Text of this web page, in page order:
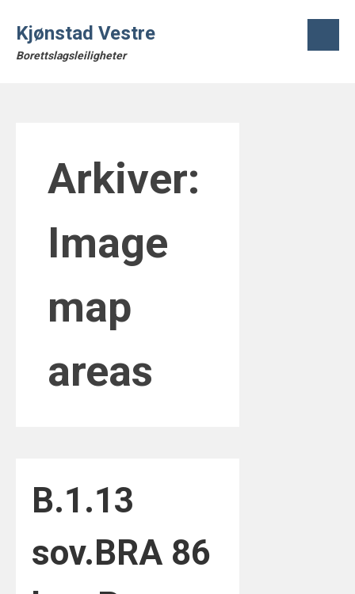
content
Kjønstad Vestre
Borettslagsleiligheter
Arkiver:
Image
map
areas
B.1.13
sov.BRA 86